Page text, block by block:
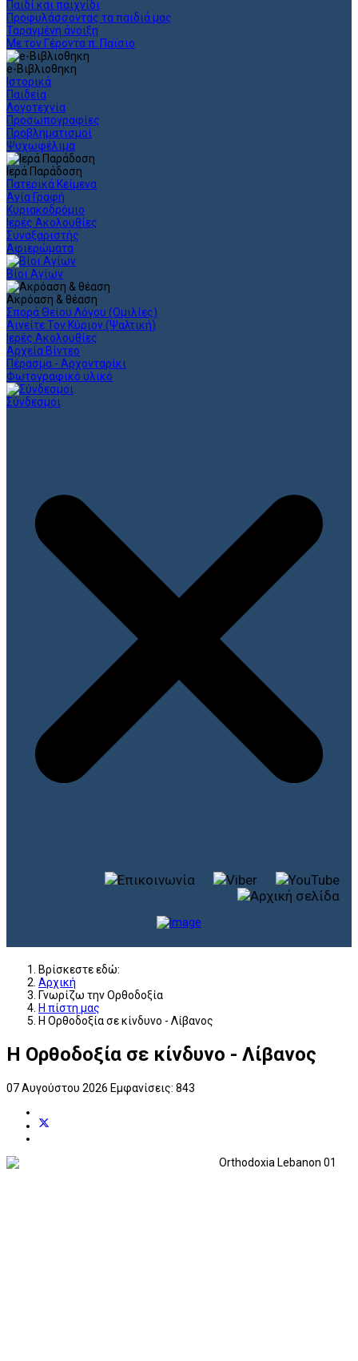
Παιδί και παιχνίδι
Προφυλάσσοντας τα παιδιά μας
Ταραγμένη άνοιξη
Με τον Γέροντα π. Παϊσιο
e-Βιβλιοθηκη
Ιστορικά
Παιδεία
Λογοτεχνία
Προσωπογραφίες
Προβληματισμοί
Ψυχωφέλιμα
Ιερά Παράδοση
Πατερικά Κείμενα
Αγία Γραφή
Κυριακοδρόμιο
Ιερές Ακολουθίες
Συναξαριστής
Αφιερώματα
Βίοι Αγίων
Ακρόαση & θέαση
Σπορά Θείου Λόγου (Ομιλίες)
Αινείτε Τον Κύριον (Ψαλτική)
Ιερές Ακολουθίες
Αρχεία Βίντεο
Πέρασμα - Αρχονταρίκι
Φωτογραφικό υλικό
Σύνδεσμοι
Βρίσκεστε εδώ:
Αρχική
Γνωρίζω την Ορθοδοξία
Η πίστη μας
Η Ορθοδοξία σε κίνδυνο - Λίβανος
Η Ορθοδοξία σε κίνδυνο - Λίβανος
07 Αυγούστου 2026 Εμφανίσεις: 843